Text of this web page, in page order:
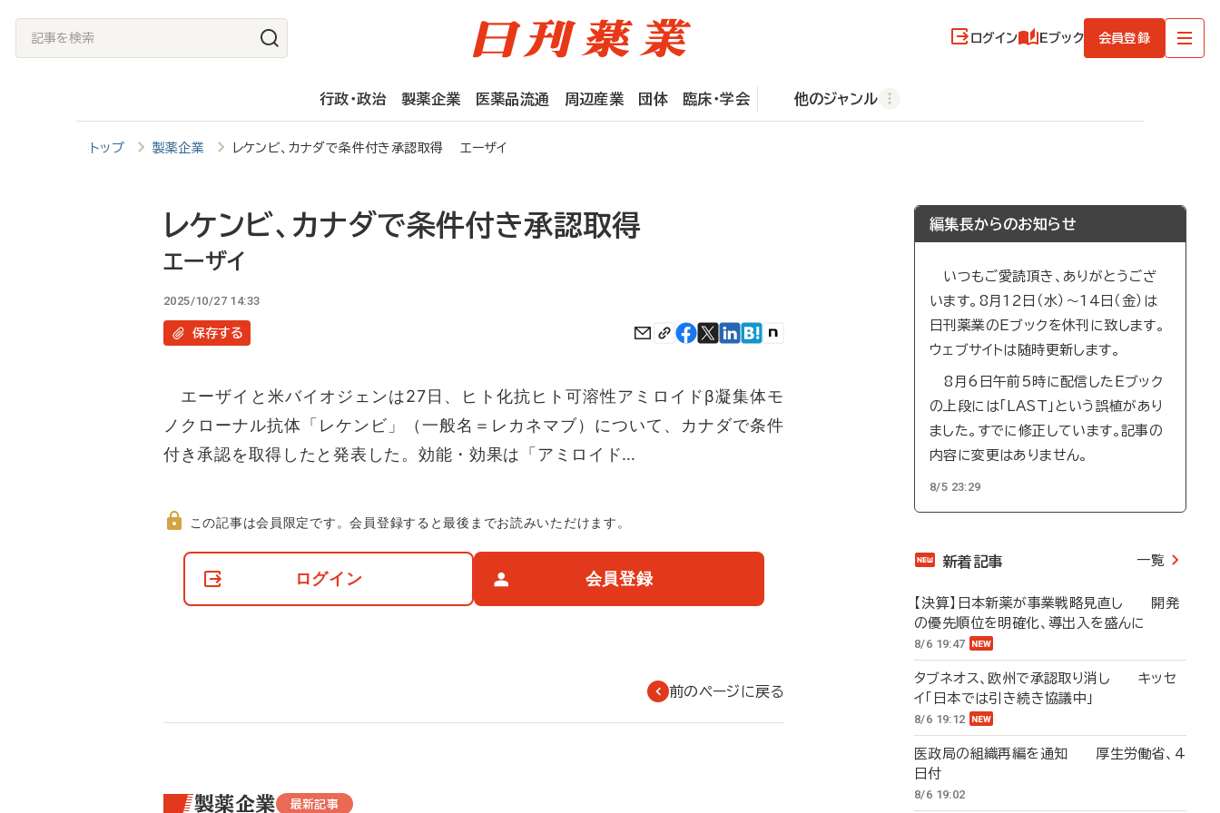
記
事
ログイン Eブック 会員登録
行政・政治 製薬企業 医薬品流通 周辺産業 団体 臨床・学会 他のジャンル
トップ 製薬企業 レケンビ、カナダで条件付き承認取得 エーザイ
レケンビ、カナダで条件付き承認取得
エーザイ
2025/10/27 14:33
保存する
エーザイと米バイオジェンは27日、ヒト化抗ヒト可溶性アミロイドβ凝集体モ
ノクローナル抗体「レケンビ」（一般名＝レカネマブ）について、カナダで条件
付き承認を取得したと発表した。効能・効果は「アミロイド…
て
この記事は会員限定です。会員登録すると最後までお読みいただけます。
ログイン 会員登録
前のページに戻る
製薬企業 最新記事
編集長からのお知らせ
いつもご愛読頂き、ありがとうござ
います。8月12日（水）～14日（金）は
日刊薬業のEブックを休刊に致します。
ウェブサイトは随時更新します。
8月6日午前5時に配信したEブック
の上段には「LAST」という誤植があり
ました。すでに修正しています。記事の
内容に変更はありません。
8/5 23:29
新着記事 一覧
【決算】日本新薬が事業戦略見直し 開発
の優先順位を明確化、導出入を盛んに
8/6 19:47
タブネオス、欧州で承認取り消し キッセ
イ「日本では引き続き協議中」
8/6 19:12
医政局の組織再編を通知 厚生労働省、4
日付
8/6 19:02